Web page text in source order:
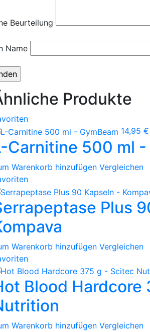
Beurteilung
Name
Produkte
14,95 €
Carnitine 500 ml -
Warenkorb hinzufügen Vergleichen
Plus
Warenkorb hinzufügen Vergleichen
Blood Hardcore
Warenkorb hinzufügen Vergleichen